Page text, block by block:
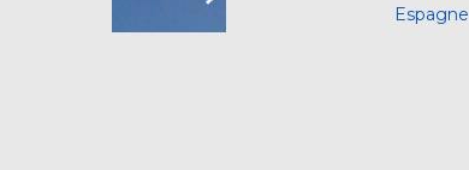
Espagne